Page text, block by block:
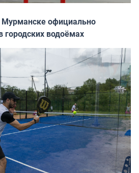
официально
городских водоёмах